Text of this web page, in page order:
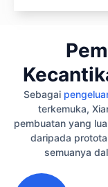
Sebagai
terkemuka,
pembuatan yang
daripada
semuanya